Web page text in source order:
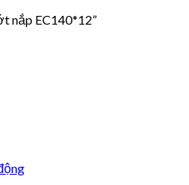
nắp EC140*12”